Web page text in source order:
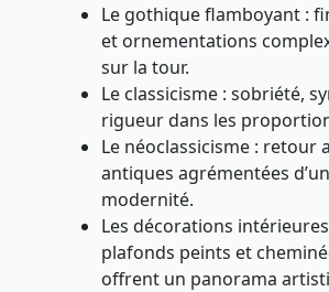
Le gothique flamboyant :
et ornementations
sur la tour.
Le classicisme : sobriété,
rigueur dans les
Le néoclassicisme : retour
antiques agrémentées
modernité.
Les décorations
plafonds peints et
offrent un panorama